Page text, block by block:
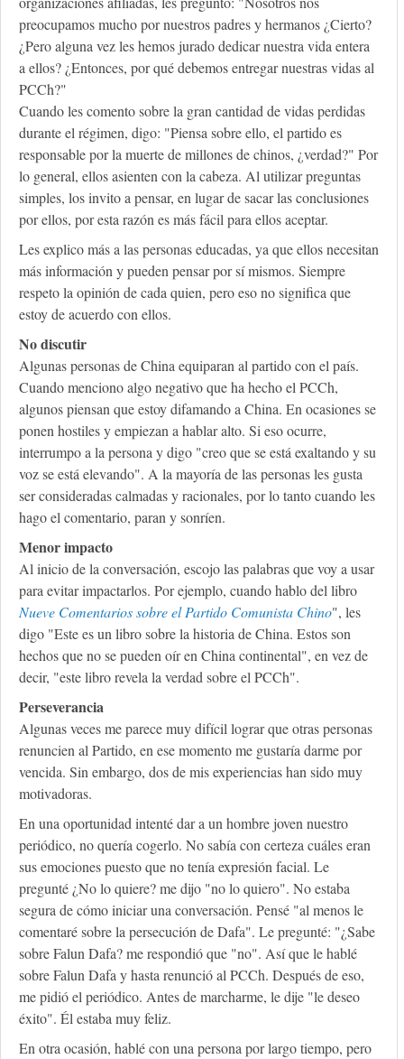
preocupamos mucho por nuestros padres y hermanos ¿Cierto?
¿Pero alguna vez les hemos jurado dedicar nuestra vida entera
a ellos? ¿Entonces, por qué debemos entregar nuestras vidas al
PCCh?"
Cuando les comento sobre la gran cantidad de vidas perdidas
durante el régimen, digo: "Piensa sobre ello, el partido es
responsable por la muerte de millones de chinos, ¿verdad?" Por
lo general, ellos asienten con la cabeza. Al utilizar preguntas
simples, los invito a pensar, en lugar de sacar las conclusiones
por ellos, por esta razón es más fácil para ellos aceptar.
Les explico más a las personas educadas, ya que ellos necesitan
más información y pueden pensar por sí mismos. Siempre
respeto la opinión de cada quien, pero eso no significa que
estoy de acuerdo con ellos.
No discutir
Algunas personas de China equiparan al partido con el país.
Cuando menciono algo negativo que ha hecho el PCCh,
algunos piensan que estoy difamando a China. En ocasiones se
ponen hostiles y empiezan a hablar alto. Si eso ocurre,
interrumpo a la persona y digo "creo que se está exaltando y su
voz se está elevando". A la mayoría de las personas les gusta
ser consideradas calmadas y racionales, por lo tanto cuando les
hago el comentario, paran y sonríen.
Menor impacto
Al inicio de la conversación, escojo las palabras que voy a usar
para evitar impactarlos. Por ejemplo, cuando hablo del libro
Nueve Comentarios sobre el Partido Comunista Chino", les
digo "Este es un libro sobre la historia de China. Estos son
hechos que no se pueden oír en China continental", en vez de
decir, "este libro revela la verdad sobre el PCCh".
Perseverancia
Algunas veces me parece muy difícil lograr que otras personas
renuncien al Partido, en ese momento me gustaría darme por
vencida. Sin embargo, dos de mis experiencias han sido muy
motivadoras.
En una oportunidad intenté dar a un hombre joven nuestro
periódico, no quería cogerlo. No sabía con certeza cuáles eran
sus emociones puesto que no tenía expresión facial. Le
pregunté ¿No lo quiere? me dijo "no lo quiero". No estaba
segura de cómo iniciar una conversación. Pensé "al menos le
comentaré sobre la persecución de Dafa". Le pregunté: "¿Sabe
sobre Falun Dafa? me respondió que "no". Así que le hablé
sobre Falun Dafa y hasta renunció al PCCh. Después de eso,
me pidió el periódico. Antes de marcharme, le dije "le deseo
éxito". Él estaba muy feliz.
En otra ocasión, hablé con una persona por largo tiempo, pero